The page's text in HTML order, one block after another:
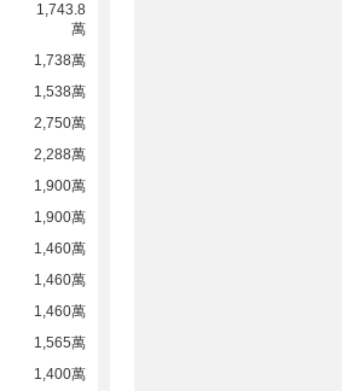
1,743.8
萬
1,738萬
1,538萬
2,750萬
2,288萬
1,900萬
1,900萬
1,460萬
1,460萬
1,460萬
1,565萬
1,400萬